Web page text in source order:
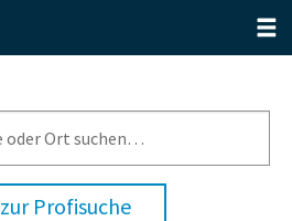
zur Profisuche